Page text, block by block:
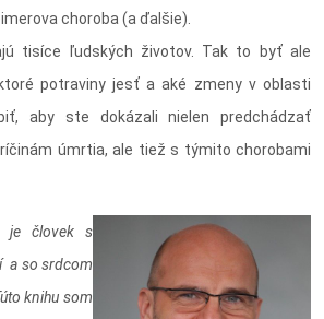
choroba (a ďalšie).
tisíce ľudských životov. Tak to byť ale
potraviny jesť a aké zmeny v oblasti
aby ste dokázali nielen predchádzať
úmrtia, ale tiež s týmito chorobami
je človek s
a so srdcom
knihu som